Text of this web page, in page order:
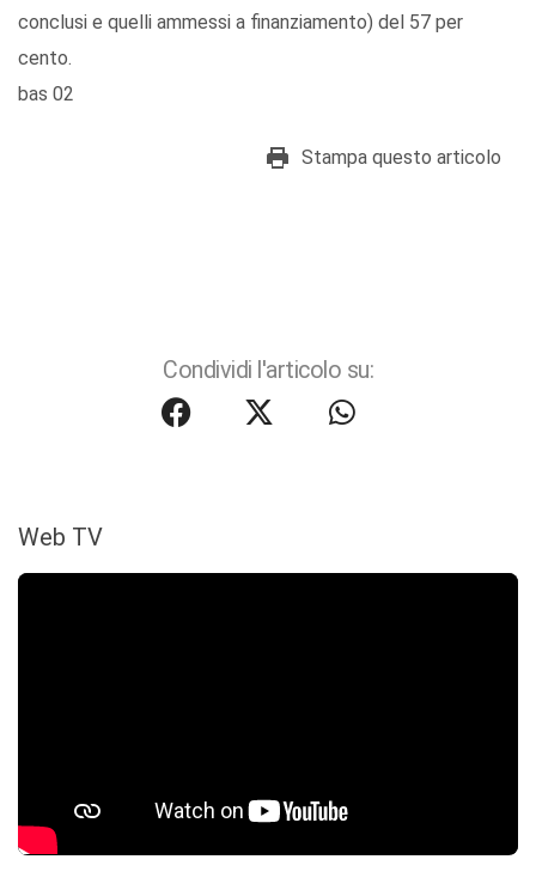
conclusi e quelli ammessi a finanziamento) del 57 per
cento.
bas 02
Stampa questo articolo
Condividi l'articolo su:
Web TV